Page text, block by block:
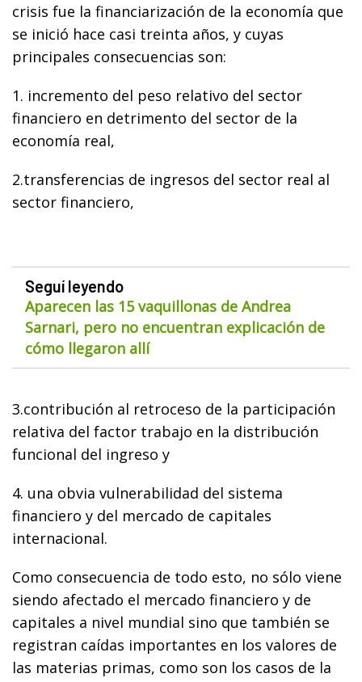
crisis fue la financiarización de la economía que
se inició hace casi treinta años, y cuyas
principales consecuencias son:
1. incremento del peso relativo del sector
financiero en detrimento del sector de la
economía real,
2.transferencias de ingresos del sector real al
sector financiero,
Seguí leyendo
Aparecen las 15 vaquillonas de Andrea
Sarnari, pero no encuentran explicación de
cómo llegaron allí
3.contribución al retroceso de la participación
relativa del factor trabajo en la distribución
funcional del ingreso y
4. una obvia vulnerabilidad del sistema
financiero y del mercado de capitales
internacional.
Como consecuencia de todo esto, no sólo viene
siendo afectado el mercado financiero y de
capitales a nivel mundial sino que también se
registran caídas importantes en los valores de
las materias primas, como son los casos de la